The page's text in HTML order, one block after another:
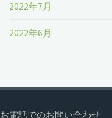
2022年7月
2022年6月
お電話でのお問い合わせ